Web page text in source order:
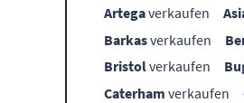
Artegaverkaufen
Barkasverkaufen
Bristolverkaufen
Caterham verkaufen